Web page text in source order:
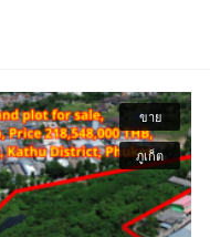
ขาย
ภูเก็ต